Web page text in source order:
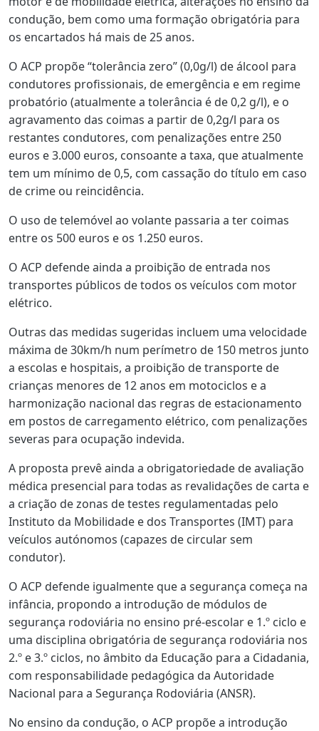
condução, bem como uma formação obrigatória para
os encartados há mais de 25 anos.
O ACP propõe “tolerância zero” (0,0g/l) de álcool para
condutores profissionais, de emergência e em regime
probatório (atualmente a tolerância é de 0,2 g/l), e o
agravamento das coimas a partir de 0,2g/l para os
restantes condutores, com penalizações entre 250
euros e 3.000 euros, consoante a taxa, que atualmente
tem um mínimo de 0,5, com cassação do título em caso
de crime ou reincidência.
O uso de telemóvel ao volante passaria a ter coimas
entre os 500 euros e os 1.250 euros.
O ACP defende ainda a proibição de entrada nos
transportes públicos de todos os veículos com motor
elétrico.
Outras das medidas sugeridas incluem uma velocidade
máxima de 30km/h num perímetro de 150 metros junto
a escolas e hospitais, a proibição de transporte de
crianças menores de 12 anos em motociclos e a
harmonização nacional das regras de estacionamento
em postos de carregamento elétrico, com penalizações
severas para ocupação indevida.
A proposta prevê ainda a obrigatoriedade de avaliação
médica presencial para todas as revalidações de carta e
a criação de zonas de testes regulamentadas pelo
Instituto da Mobilidade e dos Transportes (IMT) para
veículos autónomos (capazes de circular sem
condutor).
O ACP defende igualmente que a segurança começa na
infância, propondo a introdução de módulos de
segurança rodoviária no ensino pré-escolar e 1.º ciclo e
uma disciplina obrigatória de segurança rodoviária nos
2.º e 3.º ciclos, no âmbito da Educação para a Cidadania,
com responsabilidade pedagógica da Autoridade
Nacional para a Segurança Rodoviária (ANSR).
No ensino da condução, o ACP propõe a introdução